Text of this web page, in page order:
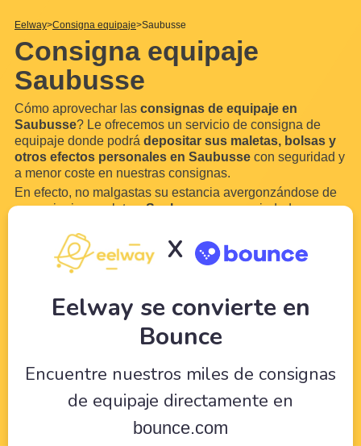
Eelway Consigna equipaje Saubusse
Consigna equipaje
Saubusse
Cómo aprovechar las consignas de equipaje en
Saubusse? Le ofrecemos un servicio de consigna de
equipaje donde podrá depositar sus maletas, bolsas y
otros efectos personales en Saubusse con seguridad y
a menor coste en nuestras consignas.
En efecto, no malgastas su estancia avergonzándose de
su equipaje y maletas.Saubussees una ciudad
Eelway, confíe su equipaje a profesionales del turismo.
Libere su equipaje paradisfrutar de su visita a...Leer
X
Eelway se convierte en
Bounce
Encuentre nuestros miles de consignas
de equipaje directamente en
bounce.com